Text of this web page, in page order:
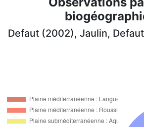
Defaut (2002), Jaulin,